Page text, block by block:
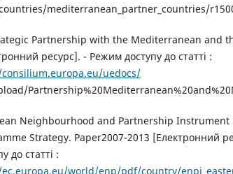
mediterranean_partner_countries/
Partnership with the Mediterranean and
ресурс]. - Режим доступу до статті :
uedocs/
Neighbourhood and Partnership Instrument
Strategy. Paper2007-2013 [Електронний
до статті :
world/enp/pdf/country/